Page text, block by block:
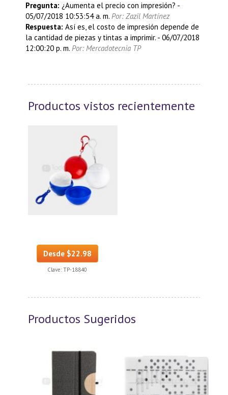
Pregunta: ¿Aumenta el precio con impresión? -
05/07/2018 10:53:54 a. m. Por: Zazil Martínez
Respuesta: Así es, el costo de impresión depende de
la cantidad de piezas y tintas a imprimir. - 06/07/2018
12:00:20 p. m. Por: Mercadotecnia TP
Productos vistos recientemente
Desde $22.98
Clave: TP-18840
Productos Sugeridos